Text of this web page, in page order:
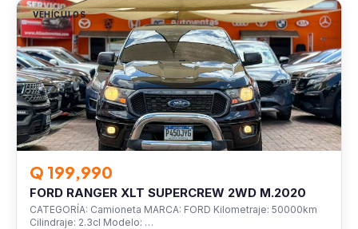
VEHÍCULOS
Q 199,990
FORD RANGER XLT SUPERCREW 2WD M.2020
CATEGORÍA: Camioneta MARCA: FORD Kilometraje: 50000km
Cilindraje: 2.3cl Modelo: …